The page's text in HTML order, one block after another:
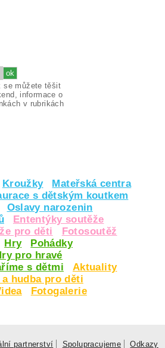
se můžete těšit
informace o
v rubrikách
Kroužky
Mateřská centra
s dětským koutkem
Oslavy narozenin
Ententýky soutěže
pro děti
Fotosoutěž
Hry
Pohádky
pro hravé
s dětmi
Aktuality
hudba pro děti
Fotogalerie
partnerství Spolupracujeme Odkazy